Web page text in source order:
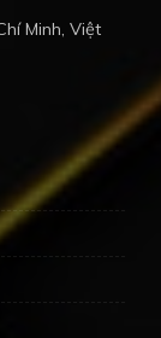
Minh, Việt